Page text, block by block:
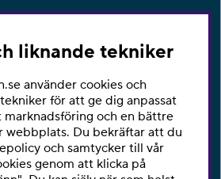
välkommen att kontakta vår
liknande tekniker
använder cookies och
för att ge dig anpassat
marknadsföring och en bättre
webbplats. Du bekräftar att du
och samtycker till vår
genom att klicka på